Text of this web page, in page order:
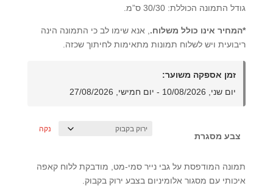
גודל התמונה הכוללת: 30/30 ס”מ.
*המחיר אינו כולל משלוח., אנא שימו לב כי התמונה הינה
ריבועית ויש לשלוח תמונות מתאימות לחיתוך שכזה.
זמן אספקה משוער:
יום שני, 10/08/2026 - יום חמישי, 27/08/2026
צבע מסגרת
נקה
תמונה המודפסת על גבי נייר סמי-מט, מודבקת ללוח קאפה
איכותי עם מסגור אלומיניום בצבע ירוק בקבוק.